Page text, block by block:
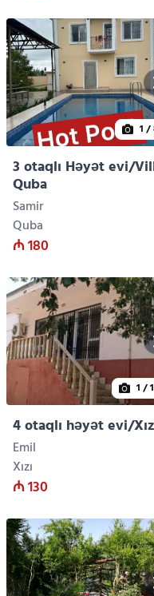
1 /
3 otaqlı Həyət evi/
Quba
Samir
Quba
₼ 180
1 /
4 otaqlı həyət evi/
Emil
Xızı
₼ 130